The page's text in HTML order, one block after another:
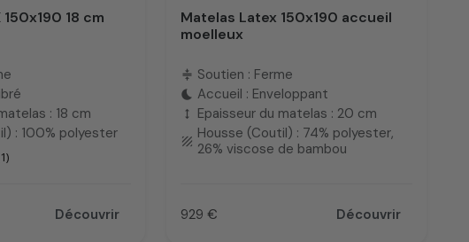
18 cm
: 18 cm
: 100% polyester
Découvrir
Matelas Latex 150x190 accueil
moelleux
compress Soutien : Ferme
bedtime Accueil : Enveloppant
height Epaisseur du matelas : 20 cm
texture Housse (Coutil) : 74% polyester,
26% viscose de bambou
Prix
929 € Découvrir